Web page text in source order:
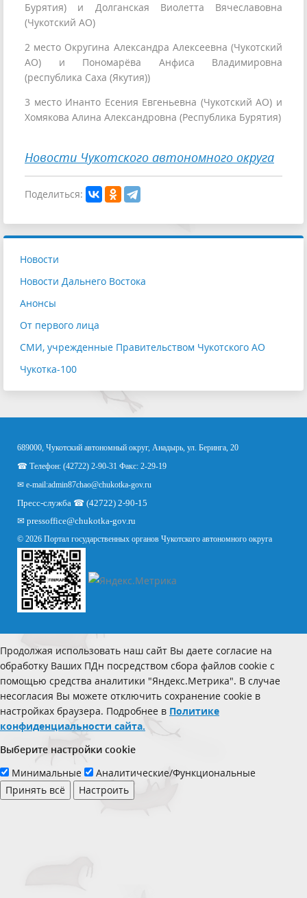
Бурятия) и Долганская Виолетта Вячеславовна
(Чукотский АО)
2 место Округина Александра Алексеевна (Чукотский
АО) и Пономарёва Анфиса Владимировна
(республика Саха (Якутия))
3 место Инанто Есения Евгеньевна (Чукотский АО) и
Хомякова Алина Александровна (Республика Бурятия)
Новости Чукотского автономного округа
Поделиться:
Новости
Новости Дальнего Востока
Анонсы
От первого лица
СМИ, учрежденные Правительством Чукотского АО
Чукотка-100
689000, Чукотский автономный округ, Анадырь, ул. Беринга, 20
☎ Телефон: (42722) 2-90-31 Факс: 2-29-19
✉ e-mail:admin87chao@chukotka-gov.ru
Пресс-служба ☎ (42722) 2-90-15
✉ pressoffice@chukotka-gov.ru
© 2026 Портал государственных органов Чукотского автономного округа
Продолжая использовать наш сайт Вы даете согласие на
обработку Ваших ПДн посредством сбора файлов cookie с
помощью средства аналитики "Яндекс.Метрика". В случае
несогласия Вы можете отключить сохранение cookie в
настройках браузера. Подробнее в Политике
конфиденциальности сайта.
Выберите настройки cookie
Минимальные
Аналитические/Функциональные
Принять всё
Настроить